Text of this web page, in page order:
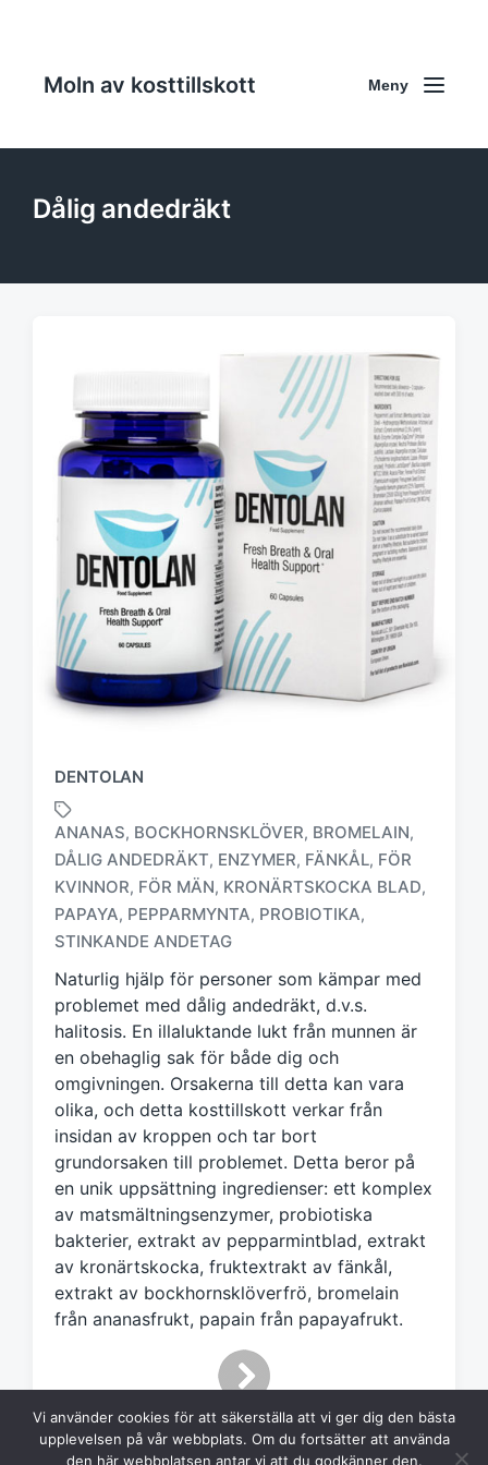
Moln av kosttillskott Meny
Dålig andedräkt
DENTOLAN
M
ä
r
t
m
e
ANANAS, BOCKHORNSKLÖVER, BROMELAIN,
DÅLIG ANDEDRÄKT, ENZYMER, FÄNKÅL, FÖR
KVINNOR, FÖR MÄN, KRONÄRTSKOCKA BLAD,
PAPAYA, PEPPARMYNTA, PROBIOTIKA,
STINKANDE ANDETAG
Naturlig hjälp för personer som kämpar med
problemet med dålig andedräkt, d.v.s.
halitosis. En illaluktande lukt från munnen är
en obehaglig sak för både dig och
omgivningen. Orsakerna till detta kan vara
olika, och detta kosttillskott verkar från
insidan av kroppen och tar bort
grundorsaken till problemet. Detta beror på
en unik uppsättning ingredienser: ett komplex
av matsmältningsenzymer, probiotiska
bakterier, extrakt av pepparmintblad, extrakt
av kronärtskocka, fruktextrakt av fänkål,
extrakt av bockhornsklöverfrö, bromelain
från ananasfrukt, papain från papayafrukt.
Vi använder cookies för att säkerställa att vi ger dig den bästa
upplevelsen på vår webbplats. Om du fortsätter att använda
den här webbplatsen antar vi att du godkänner den.